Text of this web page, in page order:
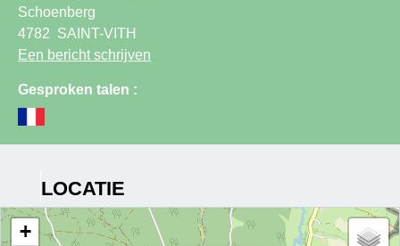
Schoenberg
4782 SAINT-VITH
Een bericht schrijven
Gesproken talen :
LOCATIE
+